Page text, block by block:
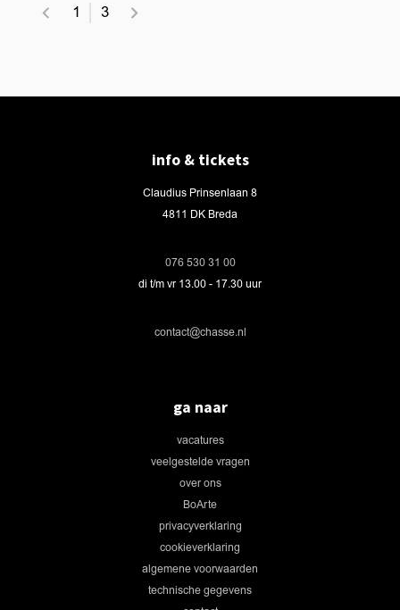
1 3
info & tickets
Claudius Prinsenlaan 8
4811 DK Breda
076 530 31 00
di t/m vr 13.00 - 17.30 uur
contact@chasse.nl
ga naar
vacatures
veelgestelde vragen
over ons
BoArte
privacyverklaring
cookieverklaring
algemene voorwaarden
technische gegevens